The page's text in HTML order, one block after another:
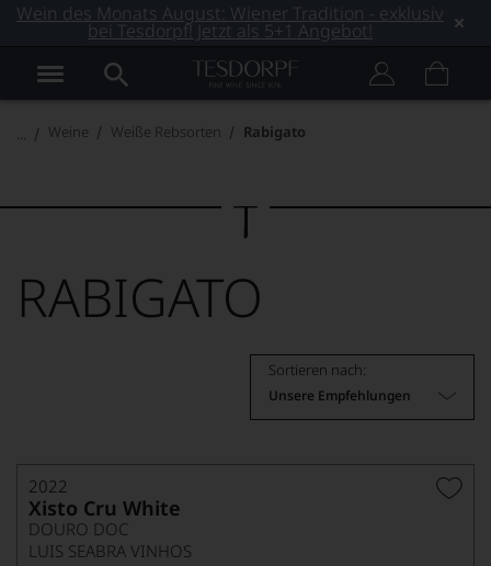
Wein des Monats August: Wiener Tradition - exklusiv
bei Tesdorpf! Jetzt als 5+1 Angebot!
Weine Weiße Rebsorten Rabigato
RABIGATO
Sortieren nach:
Unsere Empfehlungen
2022
Xisto Cru White
DOURO DOC
LUIS SEABRA VINHOS